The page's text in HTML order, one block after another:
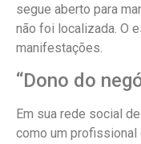
segue aberto para
não foi localizada. O
manifestações.
“Dono do
Em sua rede social
como um